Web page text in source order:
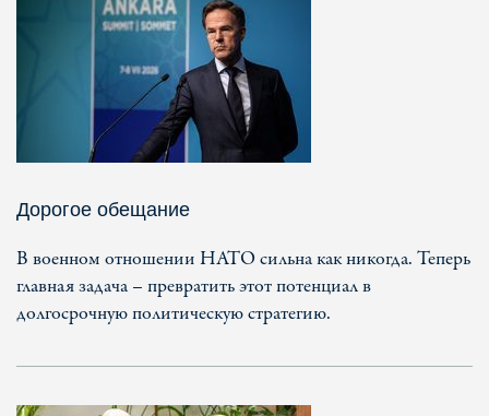
Дорогое обещание
В военном отношении НАТО сильна как никогда. Теперь
главная задача – превратить этот потенциал в
долгосрочную политическую стратегию.